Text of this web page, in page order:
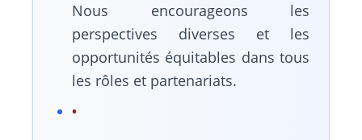
Nous encourageons les
perspectives diverses et les
opportunités équitables dans tous
les rôles et partenariats.